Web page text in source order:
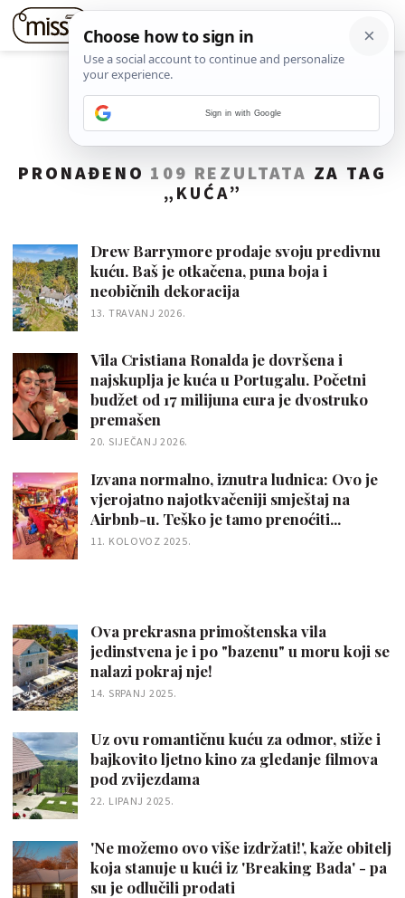
PRONAĐENO 109 REZULTATA ZA TAG
„ KUĆA”
Drew Barrymore prodaje svoju predivnu
kuću. Baš je otkačena, puna boja i
neobičnih dekoracija
13. TRAVANJ 2026.
Vila Cristiana Ronalda je dovršena i
najskuplja je kuća u Portugalu. Početni
budžet od 17 milijuna eura je dvostruko
premašen
20. SIJEČANJ 2026.
Izvana normalno, iznutra ludnica: Ovo je
vjerojatno najotkvačeniji smještaj na
Airbnb-u. Teško je tamo prenoćiti...
11. KOLOVOZ 2025.
Ova prekrasna primoštenska vila
jedinstvena je i po "bazenu" u moru koji se
nalazi pokraj nje!
14. SRPANJ 2025.
Uz ovu romantičnu kuću za odmor, stiže i
bajkovito ljetno kino za gledanje filmova
pod zvijezdama
22. LIPANJ 2025.
'Ne možemo ovo više izdržati!', kaže obitelj
koja stanuje u kući iz 'Breaking Bada' - pa
su je odlučili prodati
Sign in with Google